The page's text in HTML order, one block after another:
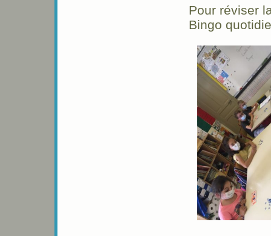
Pour réviser
Bingo